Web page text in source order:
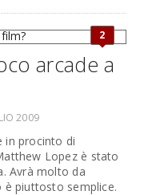
2
arcade a
2009
in procinto di
Lopez è stato
Avrà molto da
è piuttosto semplice.